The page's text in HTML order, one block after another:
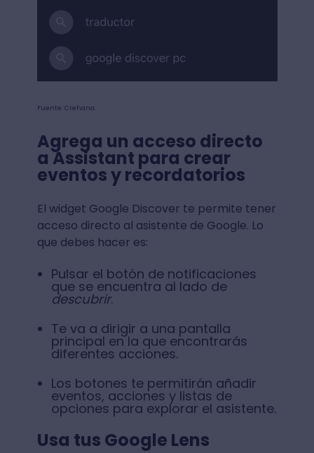
Fuente: Crehana.
Agrega un acceso directo
a Assistant para crear
eventos y recordatorios
El widget Google Discover te permite tener
acceso directo al asistente de Google. Lo
que debes hacer es:
Pulsar el botón de notificaciones
que se encuentra al lado de
descubrir.
Te va a dirigir a una pantalla
principal en la que encontrarás
diferentes acciones.
Los botones te permitirán añadir
eventos, acciones y listas de
opciones para explorar el asistente.
Usa tus Google Lens